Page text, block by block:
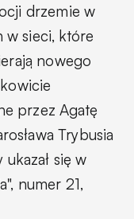
drzemie w
w sieci, które
nowego
przez Agatę
Trybusia
się w
numer 21,